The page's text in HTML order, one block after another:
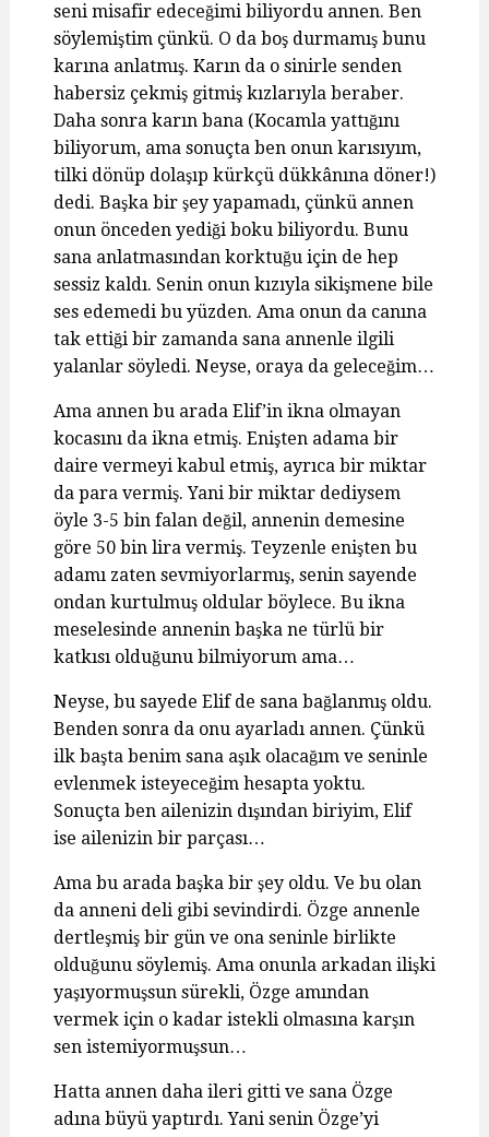
seni misafir edeceğimi biliyordu annen. Ben
söylemiştim çünkü. O da boş durmamış bunu
karına anlatmış. Karın da o sinirle senden
habersiz çekmiş gitmiş kızlarıyla beraber.
Daha sonra karın bana (Kocamla yattığını
biliyorum, ama sonuçta ben onun karısıyım,
tilki dönüp dolaşıp kürkçü dükkânına döner!)
dedi. Başka bir şey yapamadı, çünkü annen
onun önceden yediği boku biliyordu. Bunu
sana anlatmasından korktuğu için de hep
sessiz kaldı. Senin onun kızıyla sikişmene bile
ses edemedi bu yüzden. Ama onun da canına
tak ettiği bir zamanda sana annenle ilgili
yalanlar söyledi. Neyse, oraya da geleceğim…
Ama annen bu arada Elif’in ikna olmayan
kocasını da ikna etmiş. Enişten adama bir
daire vermeyi kabul etmiş, ayrıca bir miktar
da para vermiş. Yani bir miktar dediysem
öyle 3-5 bin falan değil, annenin demesine
göre 50 bin lira vermiş. Teyzenle enişten bu
adamı zaten sevmiyorlarmış, senin sayende
ondan kurtulmuş oldular böylece. Bu ikna
meselesinde annenin başka ne türlü bir
katkısı olduğunu bilmiyorum ama…
Neyse, bu sayede Elif de sana bağlanmış oldu.
Benden sonra da onu ayarladı annen. Çünkü
ilk başta benim sana aşık olacağım ve seninle
evlenmek isteyeceğim hesapta yoktu.
Sonuçta ben ailenizin dışından biriyim, Elif
ise ailenizin bir parçası…
Ama bu arada başka bir şey oldu. Ve bu olan
da anneni deli gibi sevindirdi. Özge annenle
dertleşmiş bir gün ve ona seninle birlikte
olduğunu söylemiş. Ama onunla arkadan ilişki
yaşıyormuşsun sürekli, Özge amından
vermek için o kadar istekli olmasına karşın
sen istemiyormuşsun…
Hatta annen daha ileri gitti ve sana Özge
adına büyü yaptırdı. Yani senin Özge’yi